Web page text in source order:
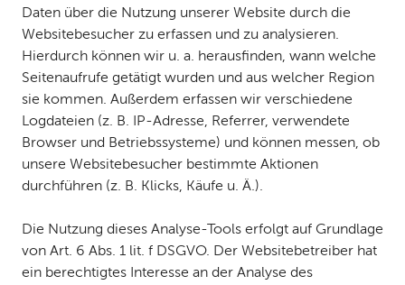
Daten über die Nutzung unserer Website durch die
Websitebesucher zu erfassen und zu analysieren.
Hierdurch können wir u. a. herausfinden, wann welche
Seitenaufrufe getätigt wurden und aus welcher Region
sie kommen. Außerdem erfassen wir verschiedene
Logdateien (z. B. IP-Adresse, Referrer, verwendete
Browser und Betriebssysteme) und können messen, ob
unsere Websitebesucher bestimmte Aktionen
durchführen (z. B. Klicks, Käufe u. Ä.).
Die Nutzung dieses Analyse-Tools erfolgt auf Grundlage
von Art. 6 Abs. 1 lit. f DSGVO. Der Websitebetreiber hat
ein berechtigtes Interesse an der Analyse des